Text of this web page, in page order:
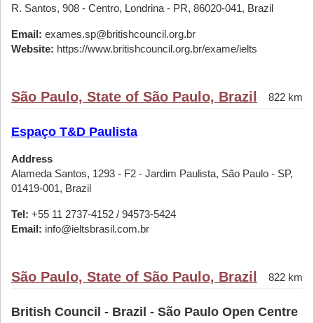
R. Santos, 908 - Centro, Londrina - PR, 86020-041, Brazil
Email: exames.sp@britishcouncil.org.br
Website: https://www.britishcouncil.org.br/exame/ielts
São Paulo, State of São Paulo, Brazil 822 km
Espaço T&D Paulista
Address
Alameda Santos, 1293 - F2 - Jardim Paulista, São Paulo - SP,
01419-001, Brazil
Tel: +55 11 2737-4152 / 94573-5424
Email: info@ieltsbrasil.com.br
São Paulo, State of São Paulo, Brazil 822 km
British Council - Brazil - São Paulo Open Centre